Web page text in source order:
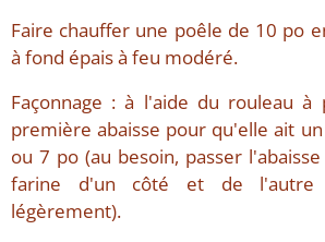
Faire chauffer une poêle de 10 po
à fond épais à feu modéré.
Façonnage : à l'aide du rouleau à
première abaisse pour qu'elle ait
ou 7 po (au besoin, passer
farine d'un côté et de l'autre
légèrement).